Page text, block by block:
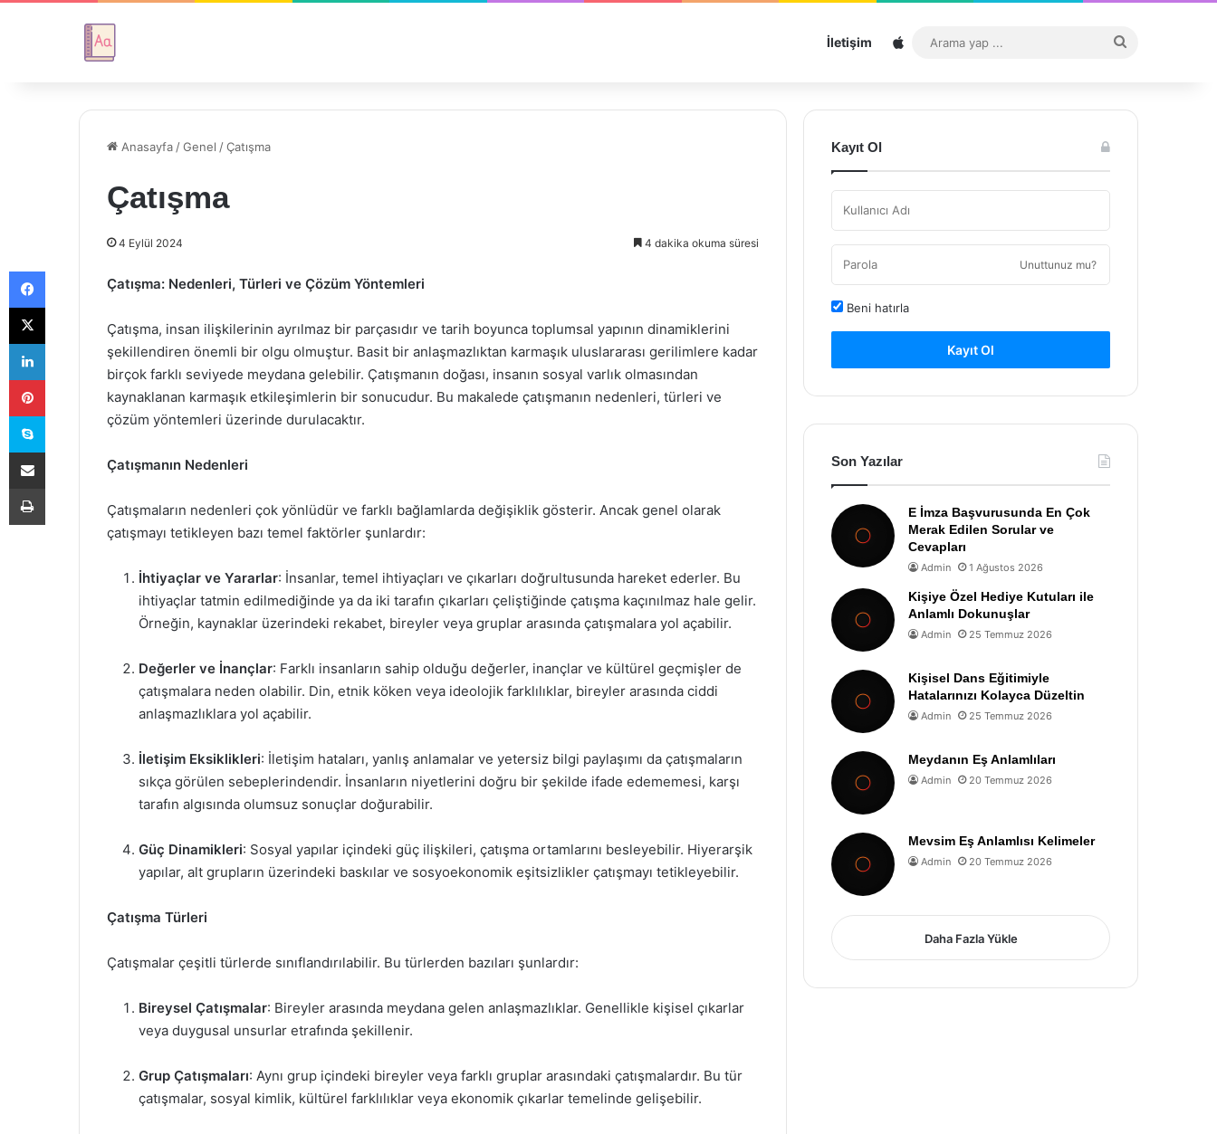
İletişim Sitemap
...
Anasayfa /Genel /Çatışma
Çatışma
4 Eylül 2024 4 dakika okuma süresi
Çatışma: Nedenleri, Türleri ve Çözüm Yöntemleri
Çatışma, insan ilişkilerinin ayrılmaz bir parçasıdır ve tarih boyunca toplumsal yapının dinamiklerini
şekillendiren önemli bir olgu olmuştur. Basit bir anlaşmazlıktan karmaşık uluslararası gerilimlere kadar
birçok farklı seviyede meydana gelebilir. Çatışmanın doğası, insanın sosyal varlık olmasından
kaynaklanan karmaşık etkileşimlerin bir sonucudur. Bu makalede çatışmanın nedenleri, türleri ve
çözüm yöntemleri üzerinde durulacaktır.
Çatışmanın Nedenleri
Çatışmaların nedenleri çok yönlüdür ve farklı bağlamlarda değişiklik gösterir. Ancak genel olarak
çatışmayı tetikleyen bazı temel faktörler şunlardır:
İhtiyaçlar ve Yararlar: İnsanlar, temel ihtiyaçları ve çıkarları doğrultusunda hareket ederler. Bu
ihtiyaçlar tatmin edilmediğinde ya da iki tarafın çıkarları çeliştiğinde çatışma kaçınılmaz hale gelir.
Örneğin, kaynaklar üzerindeki rekabet, bireyler veya gruplar arasında çatışmalara yol açabilir.
Değerler ve İnançlar: Farklı insanların sahip olduğu değerler, inançlar ve kültürel geçmişler de
çatışmalara neden olabilir. Din, etnik köken veya ideolojik farklılıklar, bireyler arasında ciddi
anlaşmazlıklara yol açabilir.
İletişim Eksiklikleri: İletişim hataları, yanlış anlamalar ve yetersiz bilgi paylaşımı da çatışmaların
sıkça görülen sebeplerindendir. İnsanların niyetlerini doğru bir şekilde ifade edememesi, karşı
tarafın algısında olumsuz sonuçlar doğurabilir.
Güç Dinamikleri: Sosyal yapılar içindeki güç ilişkileri, çatışma ortamlarını besleyebilir. Hiyerarşik
yapılar, alt grupların üzerindeki baskılar ve sosyoekonomik eşitsizlikler çatışmayı tetikleyebilir.
Çatışma Türleri
Çatışmalar çeşitli türlerde sınıflandırılabilir. Bu türlerden bazıları şunlardır:
Bireysel Çatışmalar: Bireyler arasında meydana gelen anlaşmazlıklar. Genellikle kişisel çıkarlar
veya duygusal unsurlar etrafında şekillenir.
Grup Çatışmaları: Aynı grup içindeki bireyler veya farklı gruplar arasındaki çatışmalardır. Bu tür
çatışmalar, sosyal kimlik, kültürel farklılıklar veya ekonomik çıkarlar temelinde gelişebilir.
Kayıt Ol
Unuttunuz mu?
Beni hatırla
Kayıt Ol
Son Yazılar
E İmza Başvurusunda En Çok
Merak Edilen Sorular ve
Cevapları
Admin 1 Ağustos 2026
Kişiye Özel Hediye Kutuları ile
Anlamlı Dokunuşlar
Admin 25 Temmuz 2026
Kişisel Dans Eğitimiyle
Hatalarınızı Kolayca Düzeltin
Admin 25 Temmuz 2026
Meydanın Eş Anlamlıları
Admin 20 Temmuz 2026
Mevsim Eş Anlamlısı Kelimeler
Admin 20 Temmuz 2026
Daha Fazla Yükle
Facebook
X
LinkedIn
Pinterest
Skype
E-Posta ile paylaş